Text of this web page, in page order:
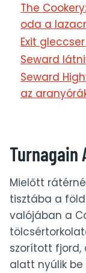
The
oda a
Exit
Seward
Seward
az
Turnagain
Mielőtt
tisztába a
valójában a
szorított fjord,
alatt nyúlik